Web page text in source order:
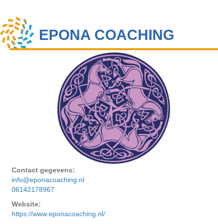
EPONA COACHING
Contact gegevens:
info@eponacoaching.nl
06142178967
Website:
https://www.eponacoaching.nl/